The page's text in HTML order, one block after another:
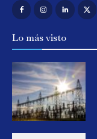
Lo más visto